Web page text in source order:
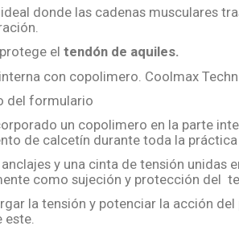
donde las cadenas musculares
el tendón de aquiles.
con copolimero. Coolmax
del formulario
un copolimero en la parte
de calcetín durante toda la práctica
y una cinta de tensión unidas
como sujeción y protección del
la tensión y potenciar la acción
este.